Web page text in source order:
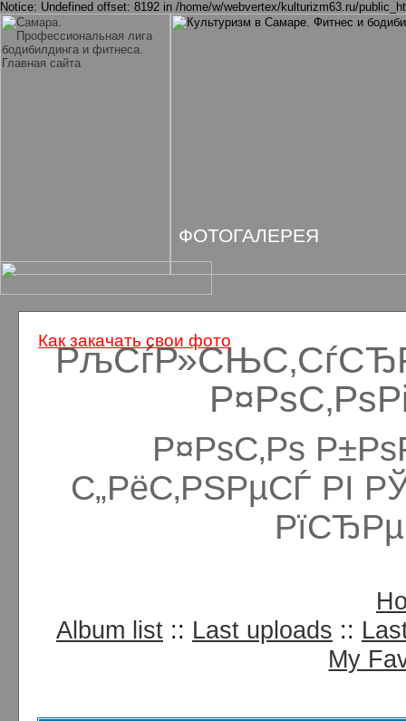
Notice: Undefined offset: 8192 in /home/w/webvertex/kulturizm63.ru/
Р¤РѕС‚Рѕ
С„РёС‚РЅРµСЃ РІ
Album list :: Last uploads ::
My
ФОТОГАЛЕРЕЯ
Как закачать свои фото